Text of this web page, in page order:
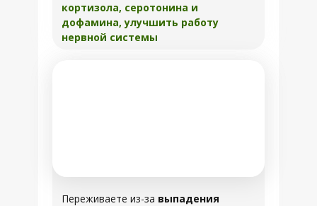
Переживаете из-за выпадения
кортизола, серотонина и
дофамина, улучшить работу
нервной системы